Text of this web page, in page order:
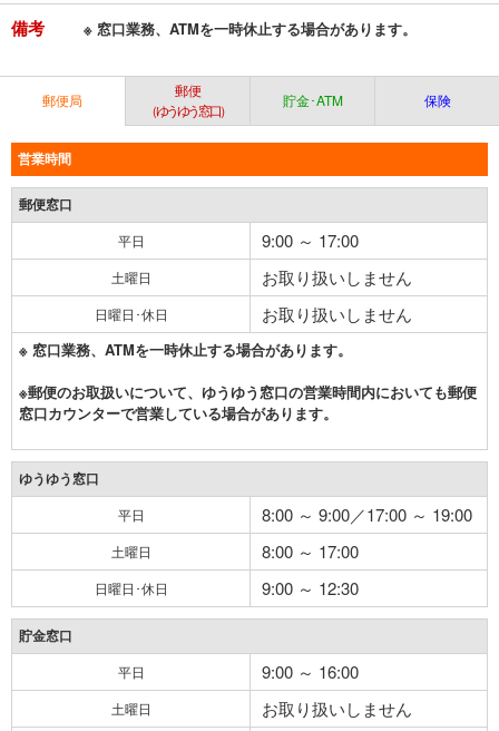
備考 ※ 窓口業務、ATMを一時休止する場合があります。
郵便局
郵便
（ゆうゆう窓口）
貯金･ATM 保険
営業時間
郵便窓口
平日 9:00 ～ 17:00
土曜日 お取り扱いしません
日曜日･休日 お取り扱いしません
※ 窓口業務、ATMを一時休止する場合があります。
※郵便のお取扱いについて、ゆうゆう窓口の営業時間内においても郵便
窓口カウンターで営業している場合があります。
ゆうゆう窓口
平日 8:00 ～ 9:00／17:00 ～ 19:00
土曜日 8:00 ～ 17:00
日曜日･休日 9:00 ～ 12:30
貯金窓口
平日 9:00 ～ 16:00
土曜日 お取り扱いしません